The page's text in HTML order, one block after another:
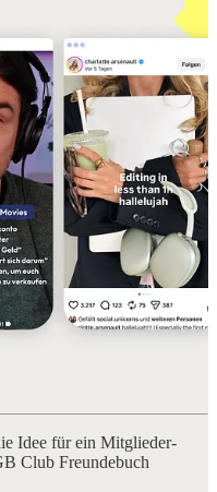
Idee für ein Mitglieder-
Club Freundebuch